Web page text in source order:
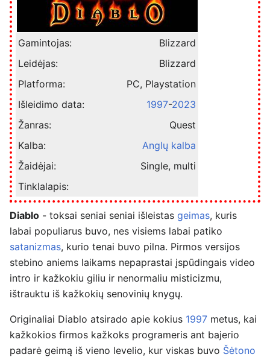
Gamintojas:
Blizzard
Leidėjas:
Blizzard
Platforma:
PC, Playstation
Išleidimo data:
1997-2023
Žanras:
Quest
Kalba:
Anglų kalba
Žaidėjai:
Single, multi
Tinklalapis:
Diablo - toksai seniai seniai išleistas geimas, kuris
labai populiarus buvo, nes visiems labai patiko
satanizmas, kurio tenai buvo pilna. Pirmos versijos
stebino aniems laikams nepaprastai įspūdingais video
intro ir kažkokiu giliu ir nenormaliu misticizmu,
ištrauktu iš kažkokių senovinių knygų.
Originaliai Diablo atsirado apie kokius 1997 metus, kai
kažkokios firmos kažkoks programeris ant bajerio
padarė geimą iš vieno levelio, kur viskas buvo Šėtono